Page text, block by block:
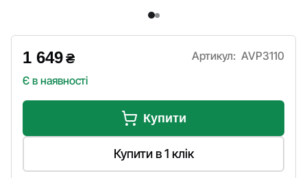
1 649₴
Є в наявності
Артикул: AVP3110
Купити
Купити в 1 клік